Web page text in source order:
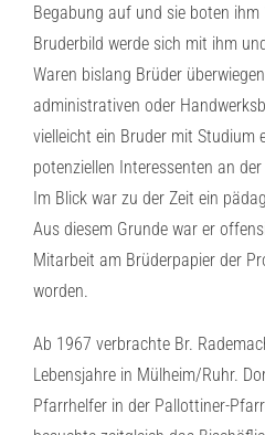
Begabung auf und sie boten
Bruderbild werde sich mit ihm
Waren bislang Brüder
administrativen oder
vielleicht ein Bruder mit Studium
potenziellen Interessenten an
Im Blick war zu der Zeit ein
Aus diesem Grunde war er
Mitarbeit am Brüderpapier der
worden.
Ab 1967 verbrachte Br.
Lebensjahre in Mülheim/Ruhr.
Pfarrhelfer in der Pallottiner-